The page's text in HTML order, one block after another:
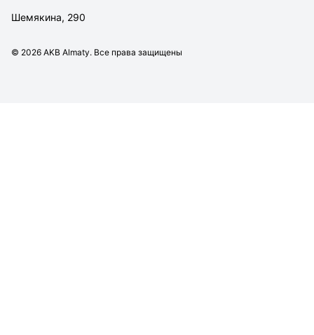
Шемякина, 290
© 2026 AKB Almaty. Все права защищены